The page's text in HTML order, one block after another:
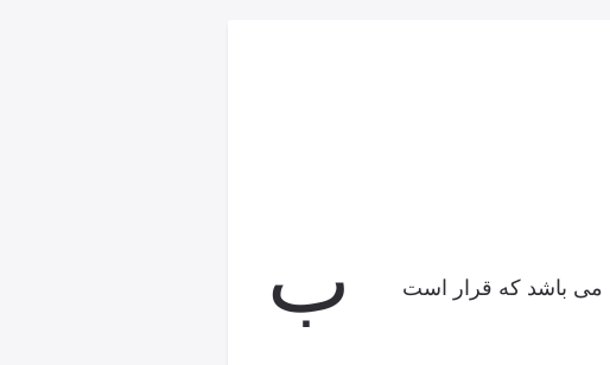
ب
باشد که قرار است